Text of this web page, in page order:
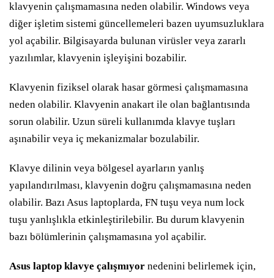
klavyenin çalışmamasına neden olabilir. Windows veya
diğer işletim sistemi güncellemeleri bazen uyumsuzluklara
yol açabilir. Bilgisayarda bulunan virüsler veya zararlı
yazılımlar, klavyenin işleyişini bozabilir.
Klavyenin fiziksel olarak hasar görmesi çalışmamasına
neden olabilir. Klavyenin anakart ile olan bağlantısında
sorun olabilir. Uzun süreli kullanımda klavye tuşları
aşınabilir veya iç mekanizmalar bozulabilir.
Klavye dilinin veya bölgesel ayarların yanlış
yapılandırılması, klavyenin doğru çalışmamasına neden
olabilir. Bazı Asus laptoplarda, FN tuşu veya num lock
tuşu yanlışlıkla etkinleştirilebilir. Bu durum klavyenin
bazı bölümlerinin çalışmamasına yol açabilir.
Asus laptop klavye çalışmıyor nedenini belirlemek için,